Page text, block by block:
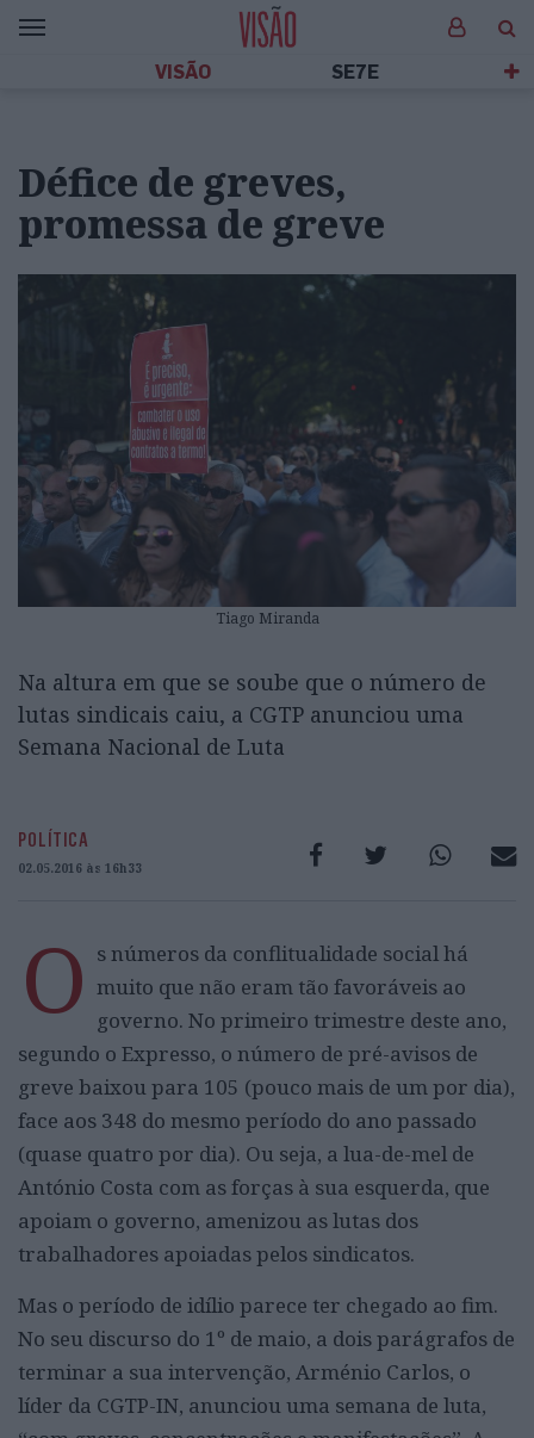
VISÃO SE7E
Défice de greves,
promessa de greve
Tiago Miranda
Na altura em que se soube que o número de
lutas sindicais caiu, a CGTP anunciou uma
Semana Nacional de Luta
POLÍTICA
02.05.2016 às 16h33
O s números da conflitualidade social há
muito que não eram tão favoráveis ao
governo. No primeiro trimestre deste ano,
segundo o Expresso, o número de pré-avisos de
greve baixou para 105 (pouco mais de um por dia),
face aos 348 do mesmo período do ano passado
(quase quatro por dia). Ou seja, a lua-de-mel de
António Costa com as forças à sua esquerda, que
apoiam o governo, amenizou as lutas dos
trabalhadores apoiadas pelos sindicatos.
Mas o período de idílio parece ter chegado ao fim.
No seu discurso do 1º de maio, a dois parágrafos de
terminar a sua intervenção, Arménio Carlos, o
líder da CGTP-IN, anunciou uma semana de luta,